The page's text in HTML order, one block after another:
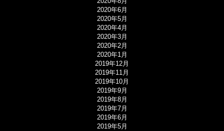
2020年6月
2020年5月
2020年4月
2020年3月
2020年2月
2020年1月
2019年12月
2019年11月
2019年10月
2019年9月
2019年8月
2019年7月
2019年6月
2019年5月